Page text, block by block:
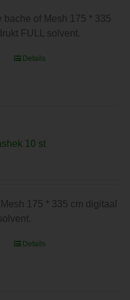
bache of Mesh 175 * 335
FULL solvent.
Details
10 st
175 * 335 cm digitaal
solvent.
Details